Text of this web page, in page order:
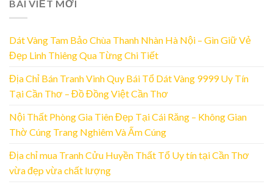
BÀI VIẾT MỚI
Dát Vàng Tam Bảo Chùa Thanh Nhàn Hà Nội – Gìn Giữ Vẻ
Đẹp Linh Thiêng Qua Từng Chi Tiết
Địa Chỉ Bán Tranh Vinh Quy Bái Tổ Dát Vàng 9999 Uy Tín
Tại Cần Thơ – Đồ Đồng Việt Cần Thơ
Nội Thất Phòng Gia Tiên Đẹp Tại Cái Răng – Không Gian
Thờ Cúng Trang Nghiêm Và Ấm Cúng
Địa chỉ mua Tranh Cửu Huyền Thất Tổ Uy tín tại Cần Thơ
vừa đẹp vừa chất lượng